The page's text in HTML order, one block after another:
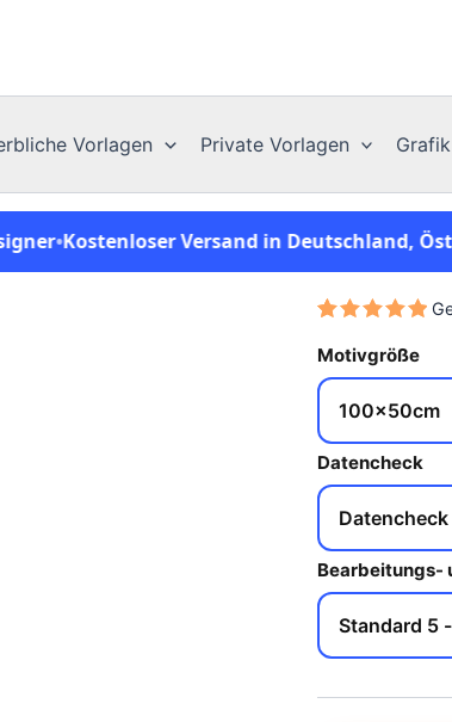
Vorlagen Private Vorlagen Grafik
•Kostenloser Versand in Deutschland,
mit5.00
von 5,
basierend
auf
Motivgröße
Datencheck
Bearbeitungs-